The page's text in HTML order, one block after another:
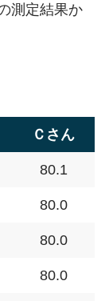
測定結果か
Ｃさん
80.1
80.0
80.0
80.0